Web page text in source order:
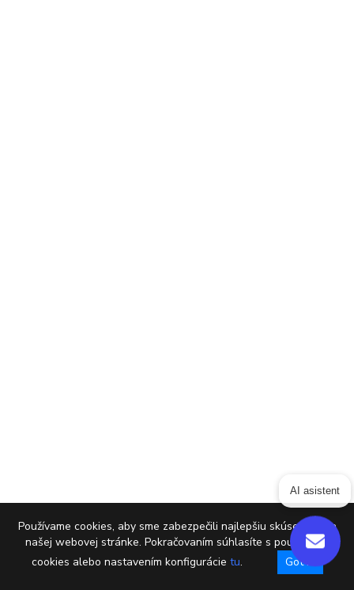
Používame cookies, aby sme zabezpečili najlepšiu skúsenosť na
našej webovej stránke. Pokračovaním súhlasíte s používaním
cookies alebo nastavením konfigurácie tu. Got it!